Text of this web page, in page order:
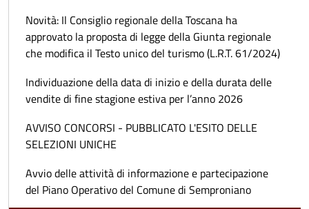
Novità: Il Consiglio regionale della Toscana ha
approvato la proposta di legge della Giunta regionale
che modifica il Testo unico del turismo (L.R.T. 61/2024)
Individuazione della data di inizio e della durata delle
vendite di fine stagione estiva per l’anno 2026
AVVISO CONCORSI - PUBBLICATO L'ESITO DELLE
SELEZIONI UNICHE
Avvio delle attività di informazione e partecipazione
del Piano Operativo del Comune di Semproniano